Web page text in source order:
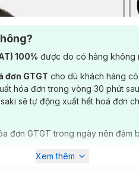
100% được do có hàng không
đơn GTGT cho dù khách hàng
hóa đơn trong vòng 30 phút
sẽ tự động xuất hết hoá đơn
đơn GTGT trong ngày nên đảm
Xem thêm